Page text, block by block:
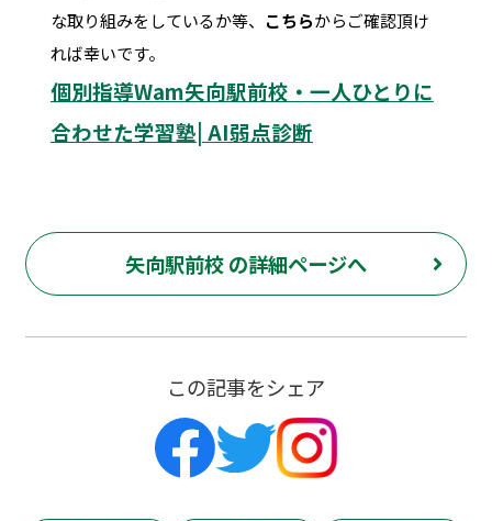
な取り組みをしているか等、 こちらからご確認頂け
れば幸いです。
個別指導Wam矢向駅前校・一人ひとりに
合わせた学習塾| AI弱点診断
矢向駅前校 の詳細ページへ
この記事をシェア